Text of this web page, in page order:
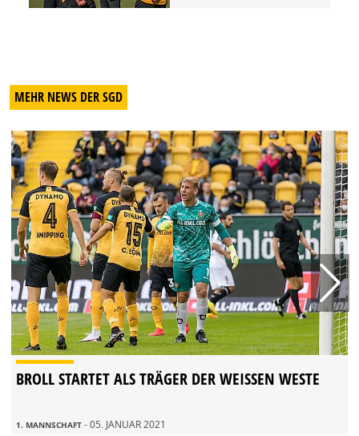
MEHR NEWS DER SGD
BROLL STARTET ALS TRÄGER DER WEISSEN WESTE
1. MANNSCHAFT - 05. JANUAR 2021